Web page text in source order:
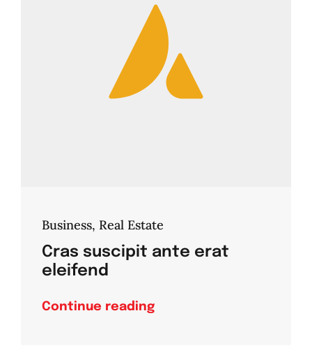
Business, Real Estate
Cras suscipit ante erat
eleifend
Continue reading